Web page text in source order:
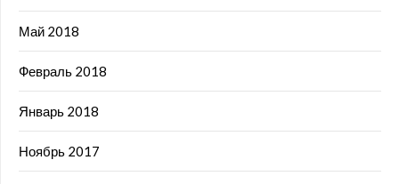
Май 2018
Февраль 2018
Январь 2018
Ноябрь 2017